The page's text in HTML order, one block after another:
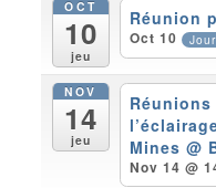
OCT
10
jeu
Réunion
Oct 10
NOV
14
jeu
Mines@
Nov 14 @